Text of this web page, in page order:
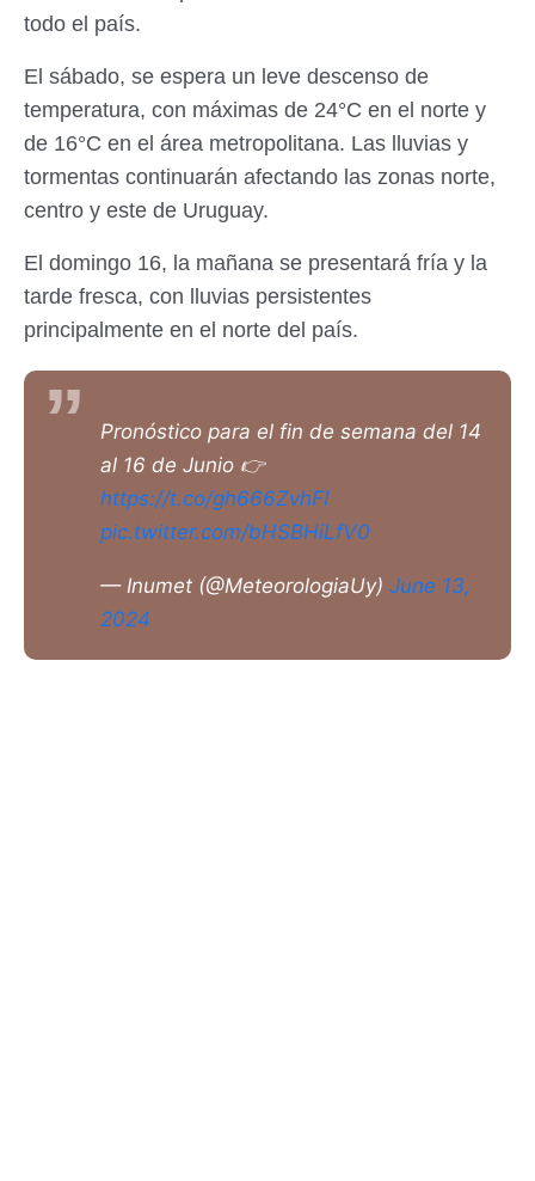
todo el país.
El sábado, se espera un leve descenso de
temperatura, con máximas de 24°C en el norte y
de 16°C en el área metropolitana. Las lluvias y
tormentas continuarán afectando las zonas norte,
centro y este de Uruguay.
El domingo 16, la mañana se presentará fría y la
tarde fresca, con lluvias persistentes
principalmente en el norte del país.
Pronóstico para el fin de semana del 14
al 16 de Junio 👉
https://t.co/gh666ZvhFI
pic.twitter.com/bHSBHiLfV0
— Inumet (@MeteorologiaUy) June 13,
2024